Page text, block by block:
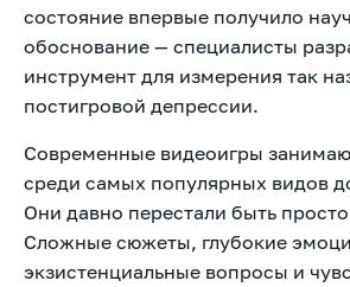
состояние впервые получило
обоснование — специалисты
инструмент для измерения так
постигровой депрессии.
Современные видеоигры
среди самых популярных видов
Они давно перестали быть
Сложные сюжеты, глубокие
экзистенциальные вопросы и